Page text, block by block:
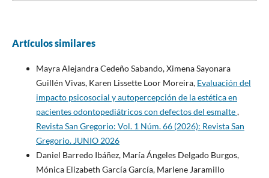
Artículos similares
Mayra Alejandra Cedeño Sabando, Ximena Sayonara
Guillén Vivas, Karen Lissette Loor Moreira, Evaluación del
impacto psicosocial y autopercepción de la estética en
pacientes odontopediátricos con defectos del esmalte,
Revista San Gregorio: Vol. 1 Núm. 66 (2026): Revista San
Gregorio. JUNIO 2026
Daniel Barredo Ibáñez, María Ángeles Delgado Burgos,
Mónica Elizabeth García García, Marlene Jaramillo